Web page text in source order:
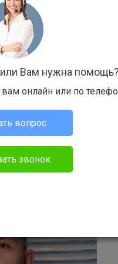
Вам нужна
онлайн или по
вопрос
звонок